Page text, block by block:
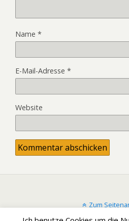
Name *
E-Mail-Adresse *
Website
Zum